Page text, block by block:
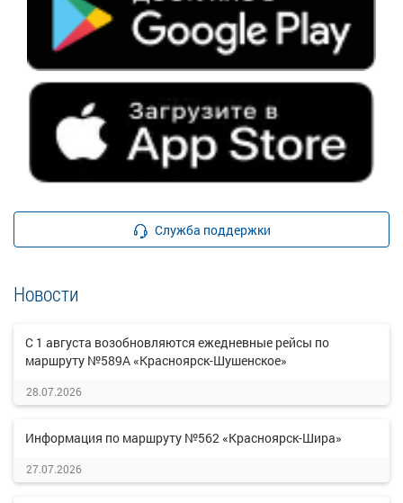
Служба поддержки
Новости
С 1 августа возобновляются ежедневные рейсы по
маршруту №589А «Красноярск-Шушенское»
28.07.2026
Информация по маршруту №562 «Красноярск-Шира»
27.07.2026